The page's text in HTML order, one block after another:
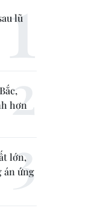
lũ
hơn
lớn,
án ứng